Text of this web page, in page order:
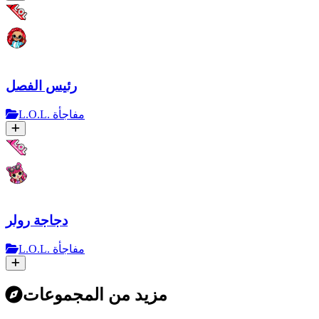
رئيس الفصل
L.O.L. مفاجأة
دجاجة رولر
L.O.L. مفاجأة
مزيد من المجموعات